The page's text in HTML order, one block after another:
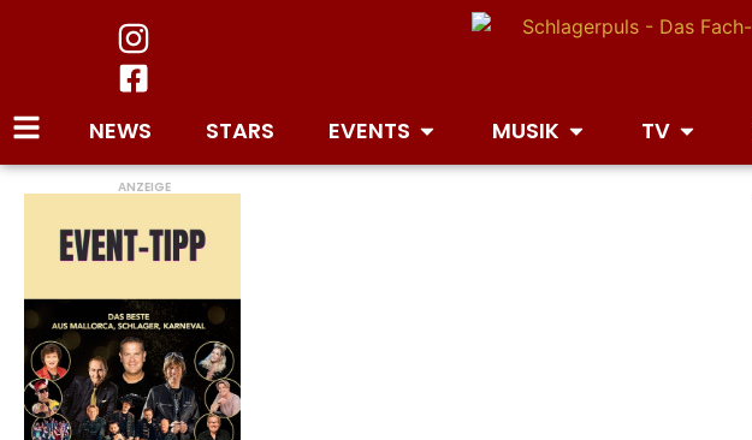
NEWS STARS EVENTS MUSIK TV
ANZEIGE